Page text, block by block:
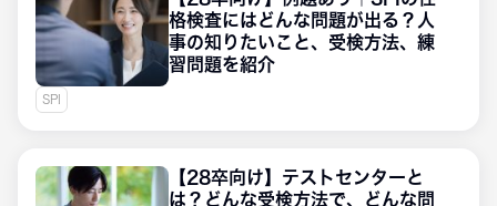
格検査にはどんな問題が出る？人
事の知りたいこと、受検方法、練
習問題を紹介
SPI
【28卒向け】テストセンターと
は？どんな受検方法で、どんな問